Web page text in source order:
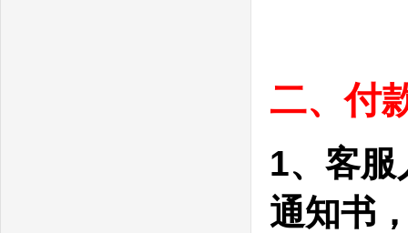
二、付
1、客服
通知书